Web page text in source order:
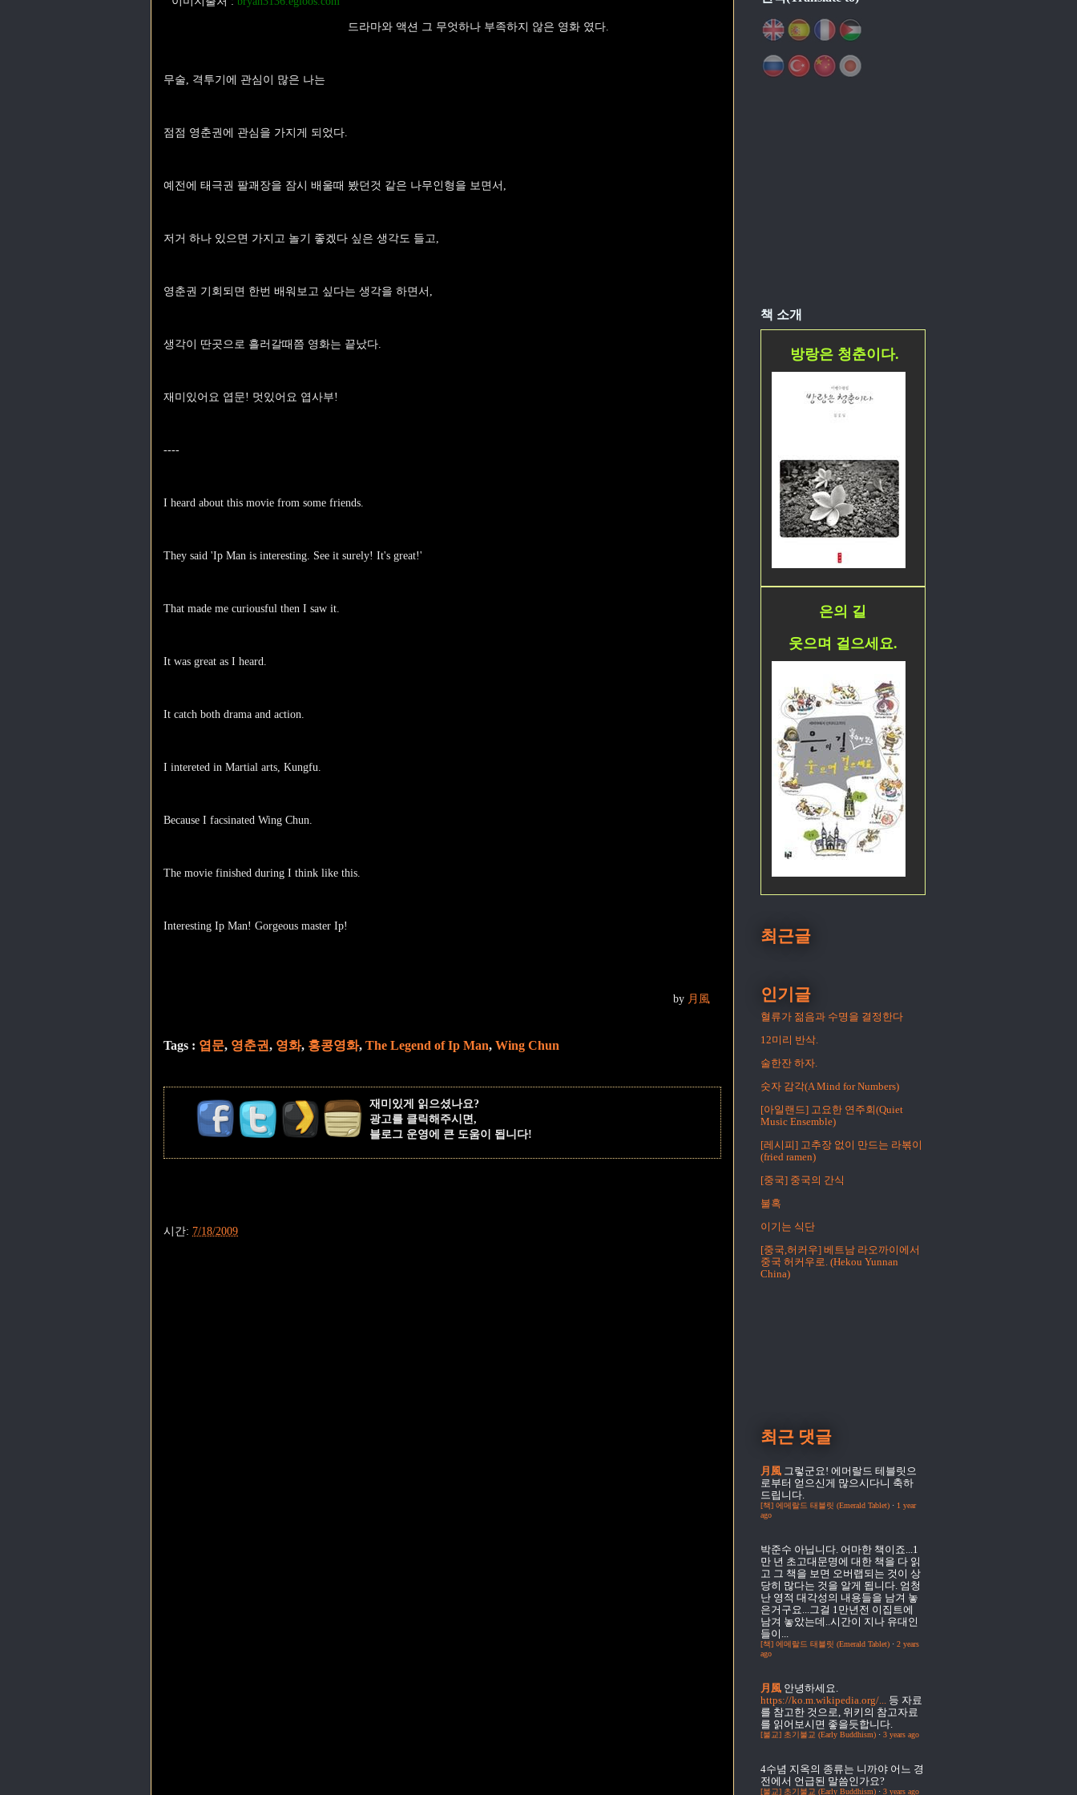
드라마와 액션 그 무엇하나 부족하지 않은 영화 였다.
무술, 격투기에 관심이 많은 나는
점점 영춘권에 관심을 가지게 되었다.
예전에 태극권 팔괘장을 잠시 배울때 봤던것 같은 나무인형을 보면서,
저거 하나 있으면 가지고 놀기 좋겠다 싶은 생각도 들고,
영춘권 기회되면 한번 배워보고 싶다는 생각을 하면서,
생각이 딴곳으로 흘러갈때쯤 영화는 끝났다.
재미있어요 엽문! 멋있어요 엽사부!
----
I heard about this movie from some friends.
They said 'Ip Man is interesting. See it surely! It's great!'
That made me curiousful then I saw it.
It was great as I heard.
It catch both drama and action.
I intereted in Martial arts, Kungfu.
Because I facsinated Wing Chun.
The movie finished during I think like this.
Interesting Ip Man! Gorgeous master Ip!
by 月風
Tags : 엽문, 영춘권, 영화, 홍콩영화, The Legend of Ip Man, Wing Chun
재미있게 읽으셨나요?
광고를 클릭해주시면,
블로그 운영에 큰 도움이 됩니다!
시간: 7/18/2009
책 소개
방랑은 청춘이다.
은의 길
웃으며 걸으세요.
최근글
인기글
혈류가 젊음과 수명을 결정한다
12미리 반삭.
술한잔 하자.
숫자 감각(A Mind for Numbers)
[아일랜드] 고요한 연주회(Quiet
Music Ensemble)
[레시피] 고추장 없이 만드는 라볶이
(fried ramen)
[중국] 중국의 간식
불혹
이기는 식단
[중국,허커우] 베트남 라오까이에서
중국 허커우로. (Hekou Yunnan
China)
최근 댓글
月風 그렇군요! 에머랄드 테블릿으
로부터 얻으신게 많으시다니 축하
드립니다.
[책] 에메랄드 태블릿 (Emerald Tablet) · 1 year
ago
박준수 아닙니다. 어마한 책이죠...1
만 년 초고대문명에 대한 책을 다 읽
고 그 책을 보면 오버랩되는 것이 상
당히 많다는 것을 알게 됩니다. 엄청
난 영적 대각성의 내용들을 남겨 놓
은거구요...그걸 1만년전 이집트에
남겨 놓았는데..시간이 지나 유대인
들이...
[책] 에메랄드 태블릿 (Emerald Tablet) · 2 years
ago
月風 안녕하세요.
https://ko.m.wikipedia.org/... 등 자료
를 참고한 것으로, 위키의 참고자료
를 읽어보시면 좋을듯합니다.
[불교] 초기불교 (Early Buddhism) · 3 years ago
4수념 지옥의 종류는 니까야 어느 경
전에서 언급된 말씀인가요?
[불교] 초기불교 (Early Buddhism) · 3 years ago